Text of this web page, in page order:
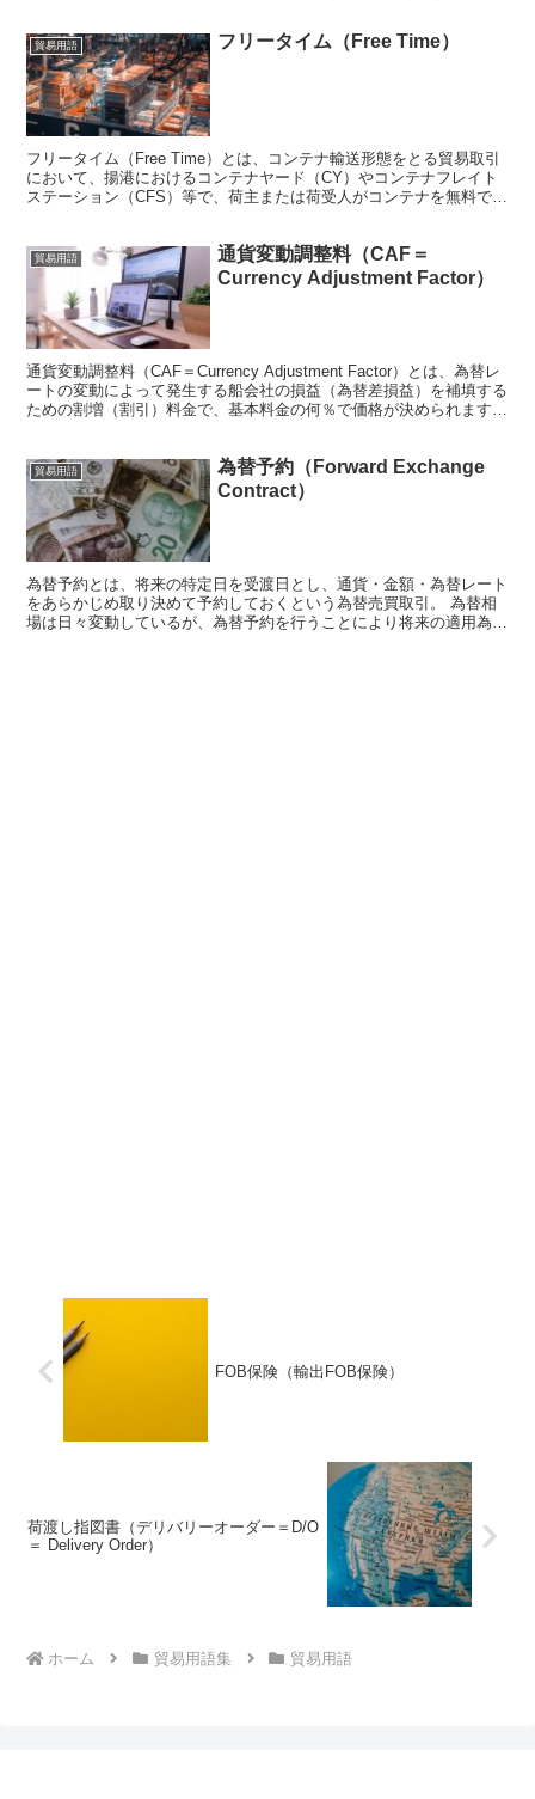
貿易用語 フリータイム（Free Time）
フリータイム（Free Time）とは、コンテナ輸送形態をとる貿易取引
において、揚港におけるコンテナヤード（CY）やコンテナフレイト
ステーション（CFS）等で、荷主または荷受人がコンテナを無料で借
貿易用語
通貨変動調整料（CAF＝
Currency Adjustment Factor）
通貨変動調整料（CAF＝Currency Adjustment Factor）とは、為替レ
ートの変動によって発生する船会社の損益（為替差損益）を補填する
ための割増（割引）料金で、基本料金の何％で価格が決められます。
貿易用語
為替予約（Forward Exchange
Contract）
為替予約とは、将来の特定日を受渡日とし、通貨・金額・為替レート
をあらかじめ取り決めて予約しておくという為替売買取引。 為替相
場は日々変動しているが、為替予約を行うことにより将来の適用為替
FOB保険（輸出FOB保険）
荷渡し指図書（デリバリーオーダー＝D/O
＝ Delivery Order）
ホーム 貿易用語集 貿易用語